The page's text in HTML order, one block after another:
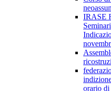
IRASE
orario di